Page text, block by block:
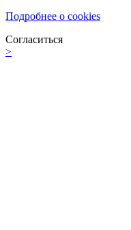
Подробнее о cookies
Согласиться
>